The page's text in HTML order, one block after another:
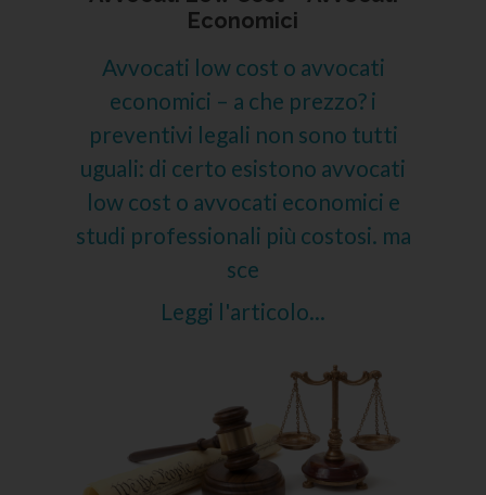
Economici
Avvocati low cost o avvocati
economici – a che prezzo? i
preventivi legali non sono tutti
uguali: di certo esistono avvocati
low cost o avvocati economici e
studi professionali più costosi. ma
sce
Leggi l'articolo...